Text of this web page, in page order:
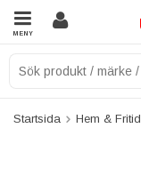
MENY
Startsida Hem & Fritid